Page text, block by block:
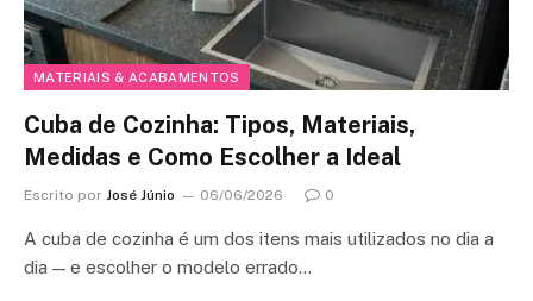
MATERIAIS & ACABAMENTOS
Cuba de Cozinha: Tipos, Materiais,
Medidas e Como Escolher a Ideal
Escrito por José Júnio 06/06/2026 0
A cuba de cozinha é um dos itens mais utilizados no dia a
dia — e escolher o modelo errado…